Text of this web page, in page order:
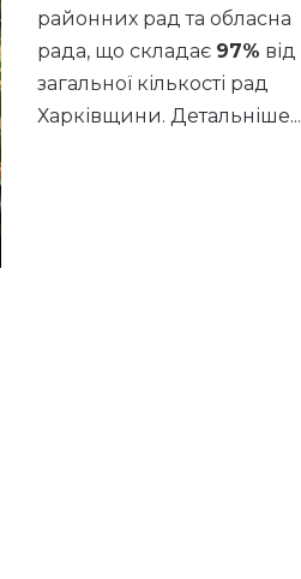
районних рад та обласна
рада, що складає 97% від
загальної кількості рад
Харківщини. Детальніше...